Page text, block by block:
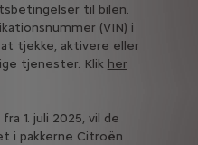
til bilen.
(VIN) i
tjekke, aktivere eller
tjenester. Klik her
1. juli 2025, vil de
i pakkerne Citroën